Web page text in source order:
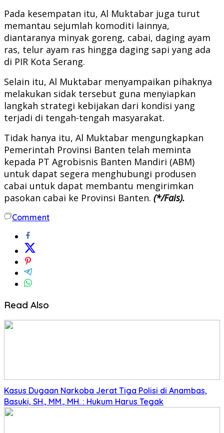
Pada kesempatan itu, Al Muktabar juga turut
memantau sejumlah komoditi lainnya,
diantaranya minyak goreng, cabai, daging ayam
ras, telur ayam ras hingga daging sapi yang ada
di PIR Kota Serang.
Selain itu, Al Muktabar menyampaikan pihaknya
melakukan sidak tersebut guna menyiapkan
langkah strategi kebijakan dari kondisi yang
terjadi di tengah-tengah masyarakat.
Tidak hanya itu, Al Muktabar mengungkapkan
Pemerintah Provinsi Banten telah meminta
kepada PT Agrobisnis Banten Mandiri (ABM)
untuk dapat segera menghubungi produsen
cabai untuk dapat membantu mengirimkan
pasokan cabai ke Provinsi Banten. (*/Fais).
Comment
Read Also
Kasus Dugaan Narkoba Jerat Tiga Polisi di Anambas,
Basuki, SH., MM., MH. : Hukum Harus Tegak